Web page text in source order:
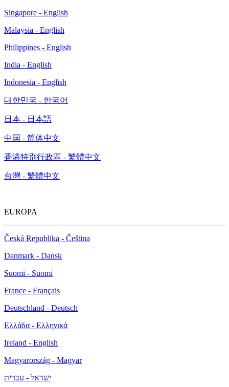
Singapore - English
Malaysia - English
Philippines - English
India - English
Indonesia - English
대한민국 - 한국어
日本 - 日本語
中国 - 简体中文
香港特別行政區 - 繁體中文
台灣 - 繁體中文
EUROPA
Česká Republika - Čeština
Danmark - Dansk
Suomi - Suomi
France - Français
Deutschland - Deutsch
Ελλάδα - Ελληνικά
Ireland - English
Magyarország - Magyar
ישראל - עברית